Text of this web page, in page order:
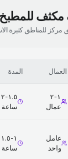
للمطبخ
للمناطق كثيرة
العمال المدة
١-٢
عمال
١.٥-٢
ساعة
عامل
واحد
١-١.٥
ساعة